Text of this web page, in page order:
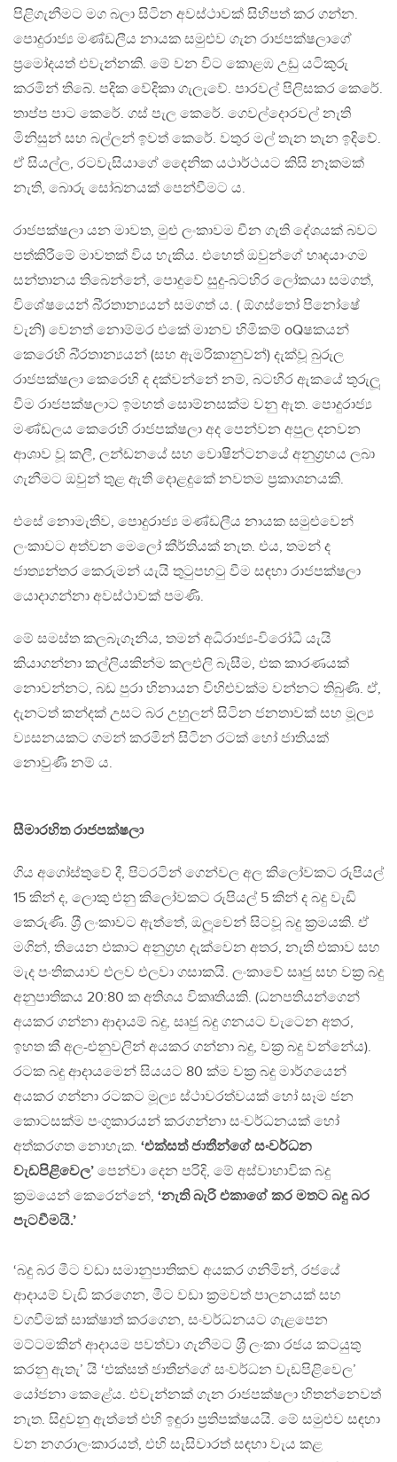
පිළිගැනීමට මග බලා සිටින අවස්ථාවක් සිහිපත් කර ගන්න.
පොදුරාජ්‍ය මණ්ඩලීය නායක සමුළුව ගැන රාජපක්ෂලාගේ
ප‍්‍රමෝදයත් එවැන්නකි. මේ වන විට කොළඹ උඩු යටිකුරු
කරමින් තිබේ. පදික වේදිකා ගැලැවේ. පාරවල් පිලිසකර කෙරේ.
තාප්ප පාට කෙරේ. ගස් පැල කෙරේ. ගෙවල්දොරවල් නැති
මිනිසුන් සහ බල්ලන් ඉවත් කෙරේ. වතුර මල් තැන තැන ඉදිවේ.
ඒ සියල්ල, රටවැසියාගේ දෛනික යථාර්ථයට කිසි නෑකමක්
නැති, බොරු සෝබනයක් පෙන්වීමට ය.
රාජපක්ෂලා යන මාවත, මුළු ලංකාවම චීන ගැති දේශයක් බවට
පත්කිරීමේ මාවතක් විය හැකිය. එහෙත් ඔවුන්ගේ හෘදයාංගම
සන්තානය තිබෙන්නේ, පොදුවේ සුදු-බටහිර ලෝකයා සමගත්,
විශේෂයෙන් බි‍්‍රතාන්‍යයන් සමගත් ය. ( ඕගස්තෝ පිනෝෂේ
වැනි) වෙනත් නොම්මර එකේ මානව හිමිකම් oQෂකයන්
කෙරෙහි බි‍්‍රතාන්‍යයන් (සහ ඇමරිකානුවන්) දැක්වූ බුරුල
රාජපක්ෂලා කෙරෙහි ද දක්වන්නේ නම්, බටහිර ඇකයේ තුරුලූ
වීම රාජපක්ෂලාට ඉමහත් සොම්නසක්ම වනු ඇත. පොදුරාජ්‍ය
මණ්ඩලය කෙරෙහි රාජපක්ෂලා අද පෙන්වන අපුල දනවන
ආශාව වූ කලී, ලන්ඩනයේ සහ වොෂින්ටනයේ අනුග‍්‍රහය ලබා
ගැනීමට ඔවුන් තුළ ඇති දොළදුකේ නවතම ප‍්‍රකාශනයකි.
එසේ නොමැතිව, පොදුරාජ්‍ය මණ්ඩලීය නායක සමුළුවෙන්
ලංකාවට අත්වන මෙලෝ කීර්තියක් නැත. එය, තමන් ද
ජාත්‍යන්තර කෙරුමන් යැයි තුටුපහටු වීම සඳහා රාජපක්ෂලා
යොදාගන්නා අවස්ථාවක් පමණි.
මේ සමස්ත කලබැගෑනිය, තමන් අධිරාජ්‍ය-විරෝධී යැයි
කියාගන්නා කල්ලියකින්ම කලඑලි බැසීම, එක කාරණයක්
නොවන්නට, බඩ පුරා හිනායන විහිළුවක්ම වන්නට තිබුණි. ඒ,
දැනටත් කන්දක් උසට බර උහුලන් සිටින ජනතාවක් සහ මූල්‍ය
ව්‍යසනයකට ගමන් කරමින් සිටින රටක් හෝ ජාතියක්
නොවුණි නම් ය.
සීමාරහිත රාජපක්ෂලා
ගිය අගෝස්තුවේ දී, පිටරටින් ගෙන්වල අල කිලෝවකට රුපියල්
15 කින් ද, ලොකු ළුනු කිලෝවකට රුපියල් 5 කින් ද බදු වැඩි
කෙරුණි. ශ‍්‍රී ලංකාවට ඇත්තේ, ඔලූවෙන් සිටවූ බදු ක‍්‍රමයකි. ඒ
මගින්, තියෙන එකාට අනුග‍්‍රහ දැක්වෙන අතර, නැති එකාව සහ
මැද පංතිකයාව එලව එලවා ගසාකයි. ලංකාවේ සෘජු සහ වක‍්‍ර බදු
අනුපාතිකය 20:80 ක අතිශය විකෘතියකි. (ධනපතියන්ගෙන්
අයකර ගන්නා ආදායම් බදු, සෘජු බදු ගනයට වැටෙන අතර,
ඉහත කී අල-ළුනුවලින් අයකර ගන්නා බදු, වක‍්‍ර බදු වන්නේය).
රටක බදු ආදායමෙන් සියයට 80 ක්ම වක‍්‍ර බදු මාර්ගයෙන්
අයකර ගන්නා රටකට මූල්‍ය ස්ථාවරත්වයක් හෝ සෑම ජන
කොටසක්ම පංගුකාරයන් කරගන්නා සංවර්ධනයක් හෝ
අත්කරගත නොහැක. ‘එක්සත් ජාතීන්ගේ සංවර්ධන
වැඩපිළිවෙල’ පෙන්වා දෙන පරිදි, මේ අස්වාභාවික බදු
ක‍්‍රමයෙන් කෙරෙන්නේ, ‘නැති බැරි එකාගේ කර මතට බදු බර
පැටවීමයි.’
‘බදු බර මීට වඩා සමානුපාතිකව අයකර ගනිමින්, රජයේ
ආදායම් වැඩි කරගෙන, මීට වඩා ක‍්‍රමවත් පාලනයක් සහ
වගවීමක් සාක්ෂාත් කරගෙන, සංවර්ධනයට ගැළපෙන
මට්ටමකින් ආදායම පවත්වා ගැනීමට ශ‍්‍රී ලංකා රජය කටයුතු
කරනු ඇතැ’ යි ‘එක්සත් ජාතීන්ගේ සංවර්ධන වැඩපිළිවෙල’
යෝජනා කෙළේය. එවැන්නක් ගැන රාජපක්ෂලා හිතන්නෙවත්
නැත. සිදුවනු ඇත්තේ එහි ඉඳුරා ප‍්‍රතිපක්ෂයයි. මේ සමුළුව සඳහා
වන නගරාලංකාරයත්, එහි සැසිවාරත් සඳහා වැය කළ